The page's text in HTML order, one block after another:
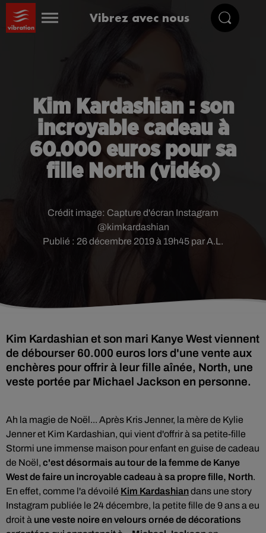
Vibrez avec nous
Kim Kardashian : son
incroyable cadeau à
60.000 euros pour sa
fille North (vidéo)
Publié : 26 décembre 2019 à 19h45 par A.L.
Crédit image: Capture d'écran Instagram
@kimkardashian
Kim Kardashian et son mari Kanye West viennent
de débourser 60.000 euros lors d'une vente aux
enchères pour offrir à leur fille aînée, North, une
veste portée par Michael Jackson en personne.
Ah la magie de Noël... Après Kris Jenner, la mère de Kylie
Jenner et Kim Kardashian, qui vient d'offrir à sa petite-fille
Stormi une immense maison pour enfant en guise de cadeau
de Noël, c'est désormais au tour de la femme de Kanye
West de faire un incroyable cadeau à sa propre fille, North.
En effet, comme l'a dévoilé Kim Kardashiandans une story
Instagram publiée le 24 décembre, la petite fille de 9 ans a eu
droit à une veste noire en velours ornée de décorations